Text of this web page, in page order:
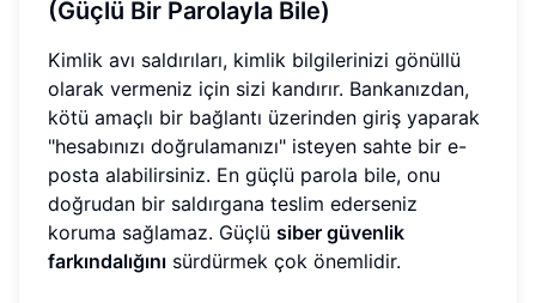
(Güçlü Bir Parolayla Bile)
Kimlik avı saldırıları, kimlik bilgilerinizi gönüllü
olarak vermeniz için sizi kandırır. Bankanızdan,
kötü amaçlı bir bağlantı üzerinden giriş yaparak
"hesabınızı doğrulamanızı" isteyen sahte bir e-
posta alabilirsiniz. En güçlü parola bile, onu
doğrudan bir saldırgana teslim ederseniz
koruma sağlamaz. Güçlü siber güvenlik
farkındalığını sürdürmek çok önemlidir.